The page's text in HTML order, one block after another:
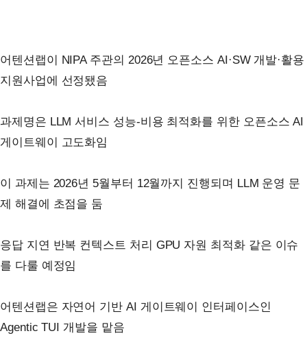
어텐션랩이 NIPA 주관의 2026년 오픈소스 AI·SW 개발·활용
지원사업에 선정됐음
과제명은 LLM 서비스 성능-비용 최적화를 위한 오픈소스 AI
게이트웨이 고도화임
이 과제는 2026년 5월부터 12월까지 진행되며 LLM 운영 문
제 해결에 초점을 둠
응답 지연 반복 컨텍스트 처리 GPU 자원 최적화 같은 이슈
를 다룰 예정임
어텐션랩은 자연어 기반 AI 게이트웨이 인터페이스인
Agentic TUI 개발을 맡음